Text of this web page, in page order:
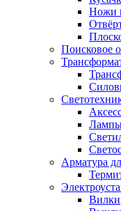
Ножи
Поисковое
Арматура
Вилки